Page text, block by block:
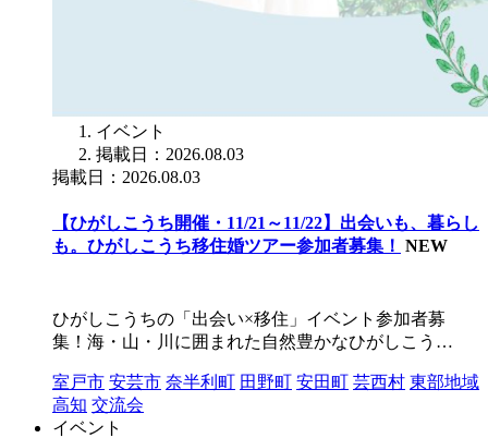
イベント
掲載日：2026.08.03
掲載日：2026.08.03
【ひがしこうち開催・11/21～11/22】出会いも、暮らし
も。ひがしこうち移住婚ツアー参加者募集！ NEW
ひがしこうちの「出会い×移住」イベント参加者募
集！海・山・川に囲まれた自然豊かなひがしこう…
室戸市 安芸市 奈半利町 田野町 安田町 芸西村 東部地域
高知 交流会
イベント